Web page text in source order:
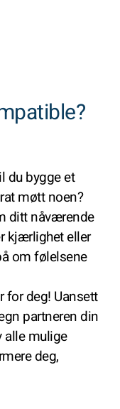
du bygge et
møtt noen?
ditt nåværende
kjærlighet eller
om følelsene
for deg! Uansett
partneren din
alle mulige
deg,